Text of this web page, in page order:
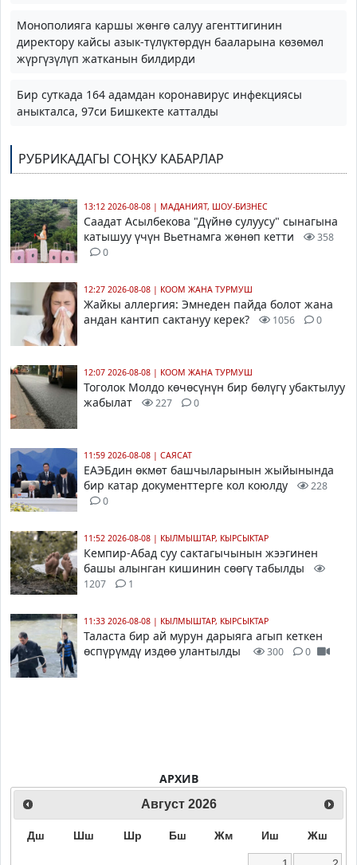
Монополияга каршы жөнгө салуу агенттигинин
директору кайсы азык-түлүктөрдүн бааларына көзөмөл
жүргүзүлүп жатканын билдирди
Бир суткада 164 адамдан коронавирус инфекциясы
аныкталса, 97си Бишкекте катталды
РУБРИКАДАГЫ СОҢКУ КАБАРЛАР
13:12 2026-08-08 | МАДАНИЯТ, ШОУ-БИЗНЕС
Саадат Асылбекова "Дүйнө сулуусу" сынагына
катышуу үчүн Вьетнамга жөнөп кетти
358
0
12:27 2026-08-08 | КООМ ЖАНА ТУРМУШ
Жайкы аллергия: Эмнеден пайда болот жана
андан кантип сактануу керек?
1056 0
12:07 2026-08-08 | КООМ ЖАНА ТУРМУШ
Тоголок Молдо көчөсүнүн бир бөлүгү убактылуу
жабылат
227 0
11:59 2026-08-08 | САЯСАТ
ЕАЭБдин өкмөт башчыларынын жыйынында
бир катар документтерге кол коюлду
228
0
11:52 2026-08-08 | КЫЛМЫШТАР, КЫРСЫКТАР
Кемпир-Абад суу сактагычынын жээгинен
башы алынган кишинин сөөгү табылды
1207 1
11:33 2026-08-08 | КЫЛМЫШТАР, КЫРСЫКТАР
Таласта бир ай мурун дарыяга агып кеткен
өспүрүмдү издөө улантылды
300 0
АРХИВ
Август 2026
Дш Шш Шр Бш Жм Иш Жш